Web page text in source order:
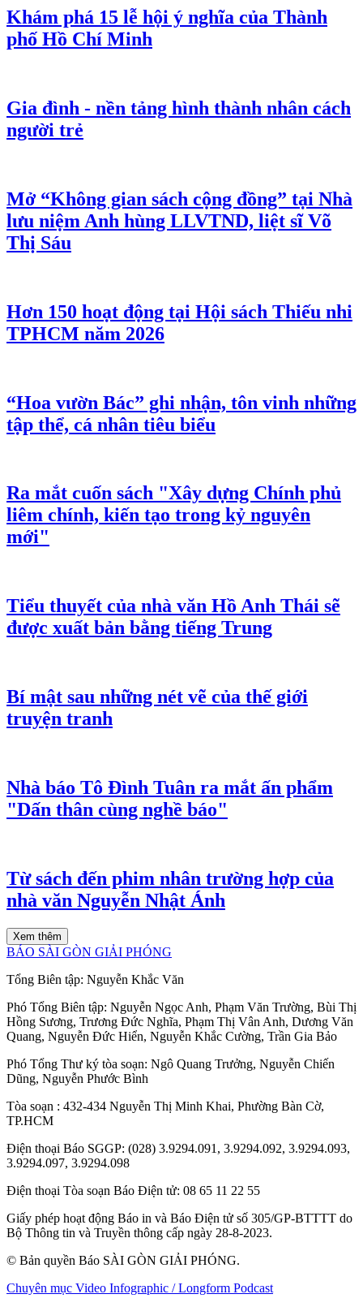
Khám phá 15 lễ hội ý nghĩa của Thành
phố Hồ Chí Minh
Gia đình - nền tảng hình thành nhân cách
người trẻ
Mở “Không gian sách cộng đồng” tại Nhà
lưu niệm Anh hùng LLVTND, liệt sĩ Võ
Thị Sáu
Hơn 150 hoạt động tại Hội sách Thiếu nhi
TPHCM năm 2026
“Hoa vườn Bác” ghi nhận, tôn vinh những
tập thể, cá nhân tiêu biểu
Ra mắt cuốn sách "Xây dựng Chính phủ
liêm chính, kiến tạo trong kỷ nguyên
mới"
Tiểu thuyết của nhà văn Hồ Anh Thái sẽ
được xuất bản bằng tiếng Trung
Bí mật sau những nét vẽ của thế giới
truyện tranh
Nhà báo Tô Đình Tuân ra mắt ấn phẩm
"Dấn thân cùng nghề báo"
Từ sách đến phim nhân trường hợp của
nhà văn Nguyễn Nhật Ánh
Xem thêm
BÁO SÀI GÒN GIẢI PHÓNG
Tổng Biên tập: Nguyễn Khắc Văn
Phó Tổng Biên tập: Nguyễn Ngọc Anh, Phạm Văn Trường, Bùi Thị
Hồng Sương, Trương Đức Nghĩa, Phạm Thị Vân Anh, Dương Văn
Quang, Nguyễn Đức Hiển, Nguyễn Khắc Cường, Trần Gia Bảo
Phó Tổng Thư ký tòa soạn: Ngô Quang Trưởng, Nguyễn Chiến
Dũng, Nguyễn Phước Bình
Tòa soạn : 432-434 Nguyễn Thị Minh Khai, Phường Bàn Cờ,
TP.HCM
Điện thoại Báo SGGP: (028) 3.9294.091, 3.9294.092, 3.9294.093,
3.9294.097, 3.9294.098
Điện thoại Tòa soạn Báo Điện tử: 08 65 11 22 55
Giấy phép hoạt động Báo in và Báo Điện tử số 305/GP-BTTTT do
Bộ Thông tin và Truyền thông cấp ngày 28-8-2023.
© Bản quyền Báo SÀI GÒN GIẢI PHÓNG.
Chuyên mục Video Infographic / Longform Podcast